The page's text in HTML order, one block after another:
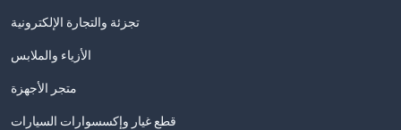
تجزئة والتجارة الإلكترونية
الأزياء والملابس
متجر الأجهزة
قطع غيار وإكسسوارات السيارات